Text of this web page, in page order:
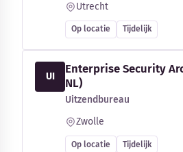
Utrecht
Op locatie Tijdelijk
UI
Enterprise Security
NL)
Uitzendbureau
Zwolle
Op locatie Tijdelijk